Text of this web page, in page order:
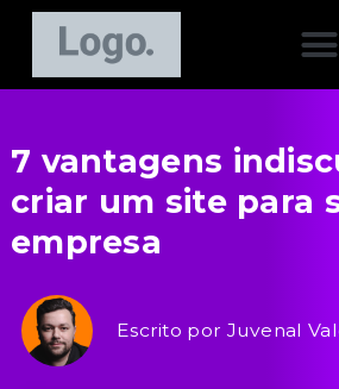
7 vantagens
criar um site para
empresa
Escrito por Juvenal